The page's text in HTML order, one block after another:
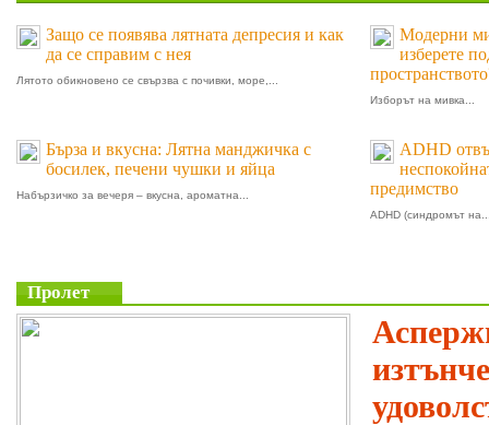
Защо се появява лятната депресия и как
да се справим с нея
Лятото обикновено се свързва с почивки, море,...
Модерни
изберете
Изборът на мивка...
Бърза и вкусна: Лятна манджичка с
босилек, печени чушки и яйца
Набързичко за вечеря – вкусна, ароматна...
ADHD
предимство
ADHD (синдромът
Пролет